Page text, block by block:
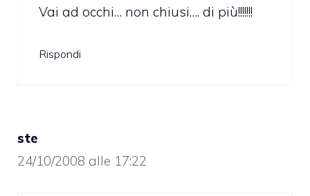
Vai ad occhi… non chiusi…. di più!!!!!!!
Rispondi
ste
24/10/2008 alle 17:22